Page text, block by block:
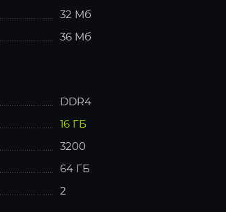
32 Мб
36 Мб
DDR4
16 ГБ
3200
64 ГБ
2